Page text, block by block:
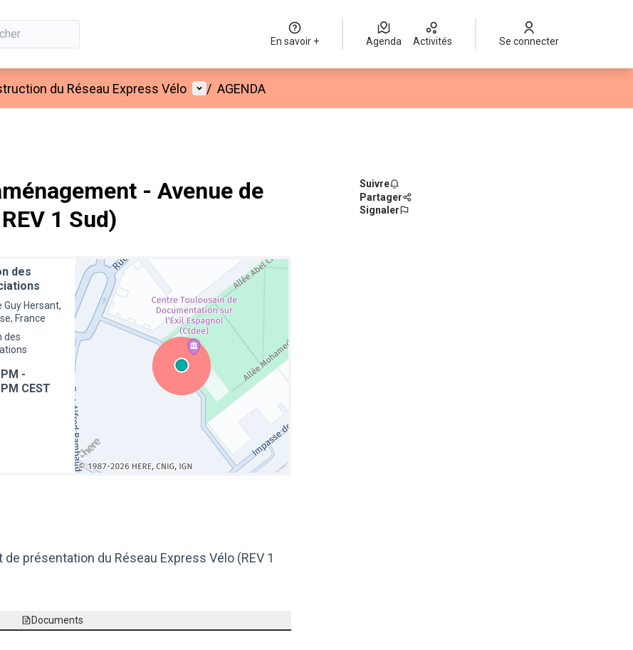
En savoir + Agenda Activités Se connecter
du Réseau Express Vélo Menu utilisateur
/ AGENDA
- Avenue de
1 Sud)
des
Guy Hersant,
France
des
-
CEST
présentation du Réseau Express Vélo (REV 1
Documents
Suivre
Partager
Signaler